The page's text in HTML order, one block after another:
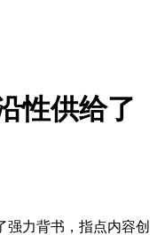
性供给了
力背书，指点内容创